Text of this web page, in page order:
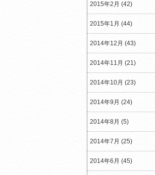
2015年2月 (42)
2015年1月 (44)
2014年12月 (43)
2014年11月 (21)
2014年10月 (23)
2014年9月 (24)
2014年8月 (5)
2014年7月 (25)
2014年6月 (45)